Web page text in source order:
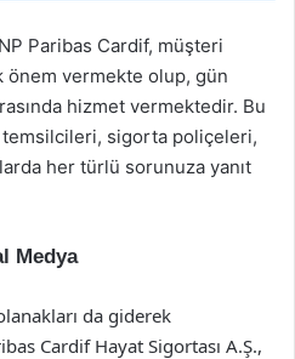
Paribas Cardif, müşteri
vermekte olup, gün
hizmet vermektedir. Bu
sigorta poliçeleri,
her türlü sorunuza yanıt
Medya
da giderek
Cardif Hayat Sigortası A.Ş.,